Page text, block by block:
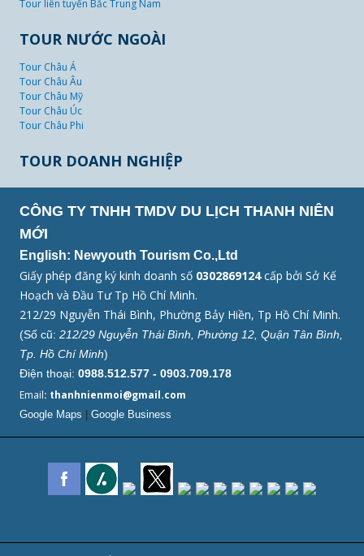
Tour liên tuyến Bắc Trung Nam
TOUR NƯỚC NGOÀI
Tour Châu Á
Tour Châu Âu
Tour Châu Mỹ
Tour Châu Úc
Tour Châu Phi
TOUR DOANH NGHIỆP
CÔNG TY TNHH TMDV DU LỊCH THANH NIÊN
MỚI
English: Newyouth Tourism Co.,Ltd
Giấy phép đăng ký kinh doanh số 0302869124cấp bởi Sở Kế
Hoạch và Đầu Tư Tp Hồ Chí Minh.
212/29 Nguyễn Thái Bình, Phường Bảy Hiền, Tp Hồ Chí Minh.
(Số cũ: 212/29 Nguyễn Thái Bình, Phường 12, Quận Tân Bình,
Tp. Hồ Chí Minh)
Điện thoại: 0988.512.577 - 0903.709.178
Email: thanhnienmoi@gmail.com
Google Maps Google Business